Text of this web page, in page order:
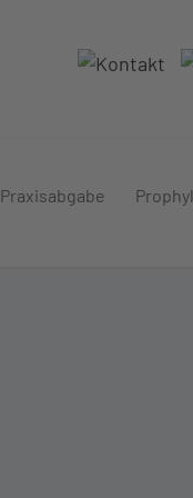
Praxisabgabe